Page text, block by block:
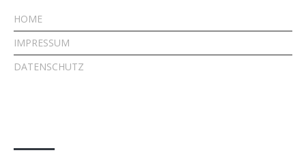
HOME
IMPRESSUM
DATENSCHUTZ